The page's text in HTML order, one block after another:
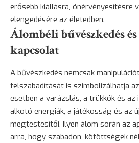
erősebb kiállásra, önérvényesítésre
elengedésére az életedben.
Álombéli bűvészkedés
kapcsolat
A bűvészkedés nemcsak
felszabadítását is szimbolizálhatja
esetben a varázslás, a trükkök és az
alkotó energiák, a játékosság és az
megtestesítői. Ilyen álom során az
arra, hogy szabadon, kötöttségek